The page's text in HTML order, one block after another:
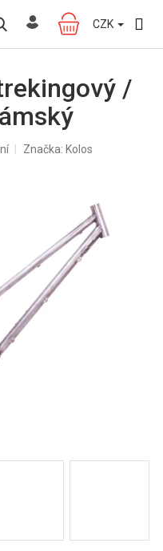
NÁKUPNÍ
KOŠÍK
CZK
/
Značka: Kolos